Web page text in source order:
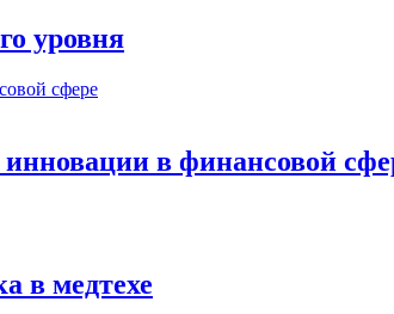
уровня
в финансовой
в медтехе